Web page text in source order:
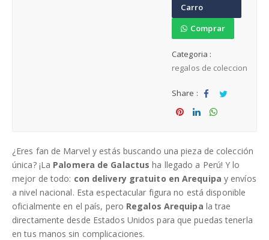
d
t
o
W
is
li
st
Carro
Comprar
Categoria :
regalos de coleccion
Share :
Sha Tw
¿Eres fan de Marvel y estás buscando una pieza de colección
única? ¡La Palomera de Galactus ha llegado a Perú! Y lo
mejor de todo: con delivery gratuito en Arequipa y envíos
a nivel nacional. Esta espectacular figura no está disponible
oficialmente en el país, pero Regalos Arequipa la trae
directamente desde Estados Unidos para que puedas tenerla
en tus manos sin complicaciones.